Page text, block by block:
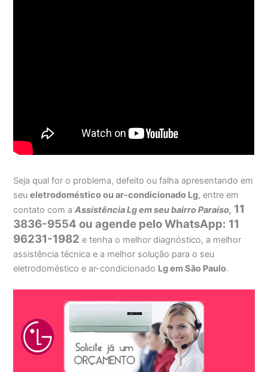
Seja qual for o problema, defeito ou falha apresentando em
seueletrodoméstico ou ar-condicionado Lg, entre em
contato com aAssistência Lg em seu bairro Paraíso, 11
3836-9554 ou agende pelo WhatsApp: 11
96231-1982 e tenha o melhor diagnóstico, a melhor
assistência técnica e a melhor solução para o seu
eletrodoméstico e ar-condicionado Lg em São Paulo.